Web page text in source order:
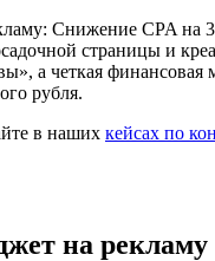
Снижение CPA на
страницы и
а четкая
рубля.
в наших кейсах по
на рекламу